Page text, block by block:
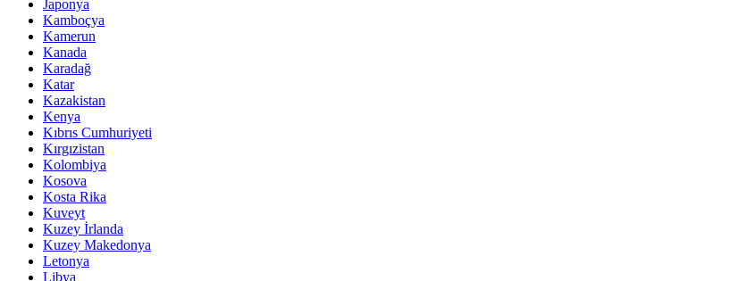
Japonya
Kamboçya
Kamerun
Kanada
Karadağ
Katar
Kazakistan
Kenya
Kıbrıs Cumhuriyeti
Kırgızistan
Kolombiya
Kosova
Kosta Rika
Kuveyt
Kuzey İrlanda
Kuzey Makedonya
Letonya
Libya